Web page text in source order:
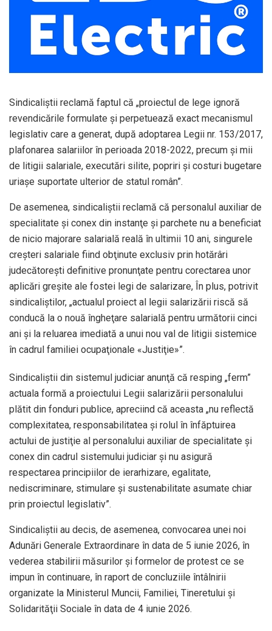
Sindicaliştii reclamă faptul că „proiectul de lege ignoră
revendicările formulate şi perpetuează exact mecanismul
legislativ care a generat, după adoptarea Legii nr. 153/2017,
plafonarea salariilor în perioada 2018-2022, precum şi mii
de litigii salariale, executări silite, popriri şi costuri bugetare
uriaşe suportate ulterior de statul român”.
De asemenea, sindicaliştii reclamă că personalul auxiliar de
specialitate şi conex din instanţe şi parchete nu a beneficiat
de nicio majorare salarială reală în ultimii 10 ani, singurele
creşteri salariale fiind obţinute exclusiv prin hotărâri
judecătoreşti definitive pronunţate pentru corectarea unor
aplicări greşite ale fostei legi de salarizare, În plus, potrivit
sindicaliştilor, „actualul proiect al legii salarizării riscă să
conducă la o nouă îngheţare salarială pentru următorii cinci
ani şi la reluarea imediată a unui nou val de litigii sistemice
în cadrul familiei ocupaţionale «Justiţie»”.
Sindicaliştii din sistemul judiciar anunţă că resping „ferm”
actuala formă a proiectului Legii salarizării personalului
plătit din fonduri publice, apreciind că aceasta „nu reflectă
complexitatea, responsabilitatea şi rolul în înfăptuirea
actului de justiţie al personalului auxiliar de specialitate şi
conex din cadrul sistemului judiciar şi nu asigură
respectarea principiilor de ierarhizare, egalitate,
nediscriminare, stimulare şi sustenabilitate asumate chiar
prin proiectul legislativ”.
Sindicaliştii au decis, de asemenea, convocarea unei noi
Adunări Generale Extraordinare în data de 5 iunie 2026, în
vederea stabilirii măsurilor şi formelor de protest ce se
impun în continuare, în raport de concluziile întâlnirii
organizate la Ministerul Muncii, Familiei, Tineretului şi
Solidarităţii Sociale în data de 4 iunie 2026.